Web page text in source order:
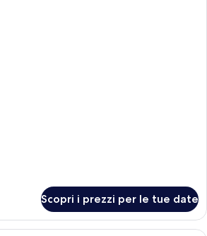
Scopri i prezzi per le tue date